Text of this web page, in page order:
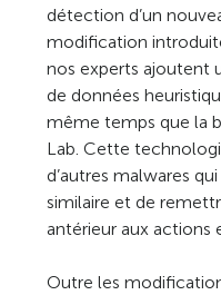
détection d’un
modification
nos experts ajoutent
de données
même temps que la
Lab. Cette
d’autres malwares
similaire et de
antérieur aux actions
Outre les